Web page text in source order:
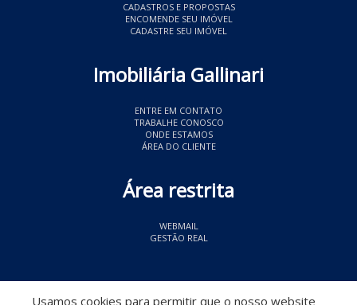
CADASTROS E PROPOSTAS
ENCOMENDE SEU IMÓVEL
CADASTRE SEU IMÓVEL
Imobiliária Gallinari
ENTRE EM CONTATO
TRABALHE CONOSCO
ONDE ESTAMOS
ÁREA DO CLIENTE
Área restrita
WEBMAIL
GESTÃO REAL
Usamos cookies para permitir que o nosso website